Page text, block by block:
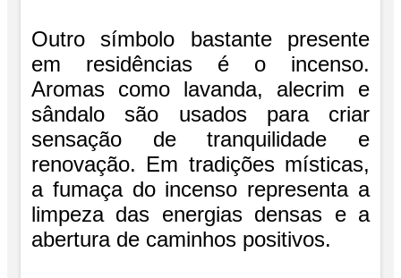
Outro símbolo bastante presente
em residências é o incenso.
Aromas como lavanda, alecrim e
sândalo são usados para criar
sensação de tranquilidade e
renovação. Em tradições místicas,
a fumaça do incenso representa a
limpeza das energias densas e a
abertura de caminhos positivos.